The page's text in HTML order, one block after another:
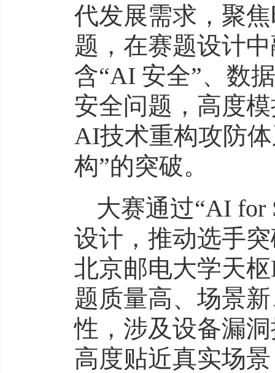
代发展需求，聚
题，在赛题设计
含“AI 安全”、数
安全问题，高度
AI技术重构攻防
构”的突破。
大赛通过“AI for
设计，推动选手
北京邮电大学天
题质量高、场景
性，涉及设备漏
高度贴近真实场